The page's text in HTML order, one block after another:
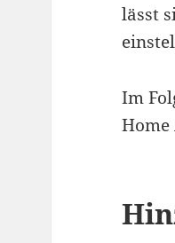
lässt
Im